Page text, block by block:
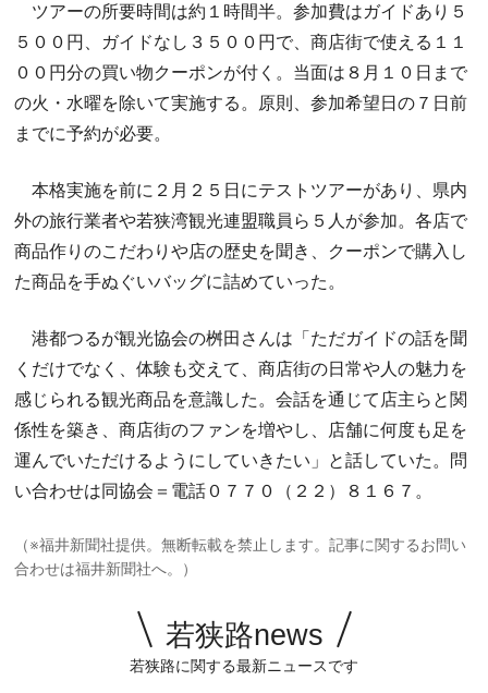
ツアーの所要時間は約１時間半。参加費はガイドあり５
５００円、ガイドなし３５００円で、商店街で使える１１
００円分の買い物クーポンが付く。当面は８月１０日まで
の火・水曜を除いて実施する。原則、参加希望日の７日前
までに予約が必要。
本格実施を前に２月２５日にテストツアーがあり、県内
外の旅行業者や若狭湾観光連盟職員ら５人が参加。各店で
商品作りのこだわりや店の歴史を聞き、クーポンで購入し
た商品を手ぬぐいバッグに詰めていった。
港都つるが観光協会の桝田さんは「ただガイドの話を聞
くだけでなく、体験も交えて、商店街の日常や人の魅力を
感じられる観光商品を意識した。会話を通じて店主らと関
係性を築き、商店街のファンを増やし、店舗に何度も足を
運んでいただけるようにしていきたい」と話していた。問
い合わせは同協会＝電話０７７０（２２）８１６７。
（※福井新聞社提供。無断転載を禁止します。記事に関するお問い
合わせは福井新聞社へ。）
若狭路news
若狭路に関する最新ニュースです